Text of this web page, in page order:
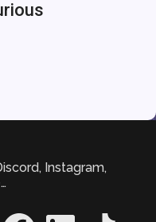
Instagram,
FacebookLinkedIn TikTok